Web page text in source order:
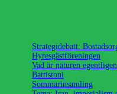
Strategidebatt:
Hyresgästföreningen
Vad är naturen
Battistoni
Sommarinsamling